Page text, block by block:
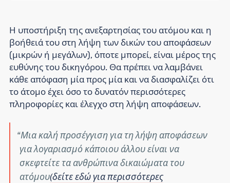
Η υποστήριξη της ανεξαρτησίας του ατόμου και η
βοήθειά του στη λήψη των δικών του αποφάσεων
(μικρών ή μεγάλων), όποτε μπορεί, είναι μέρος της
ευθύνης του δικηγόρου. Θα πρέπει να λαμβάνει
κάθε απόφαση μία προς μία και να διασφαλίζει ότι
το άτομο έχει όσο το δυνατόν περισσότερες
πληροφορίες και έλεγχο στη λήψη αποφάσεων.
Μια καλή προσέγγιση για τη λήψη αποφάσεων
για λογαριασμό κάποιου άλλου είναι να
σκεφτείτε τα ανθρώπινα δικαιώματα του
ατόμου(δείτε εδώ για περισσότερες